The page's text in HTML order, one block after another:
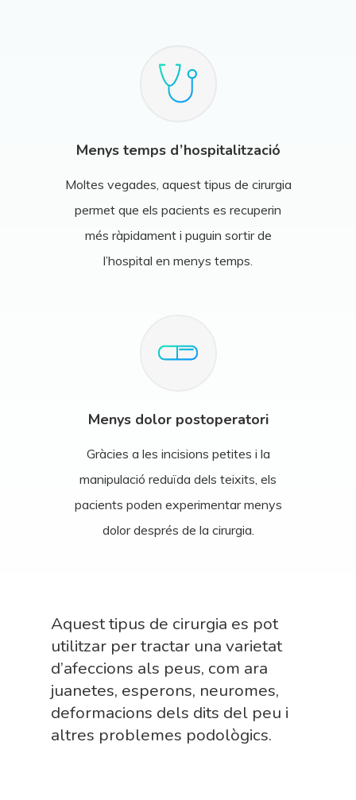
Menys temps d’hospitalització
Moltes vegades, aquest tipus de cirurgia
permet que els pacients es recuperin
més ràpidament i puguin sortir de
l’hospital en menys temps.
Menys dolor postoperatori
Gràcies a les incisions petites i la
manipulació reduïda dels teixits, els
pacients poden experimentar menys
dolor després de la cirurgia.
Aquest tipus de cirurgia es pot
utilitzar per tractar una varietat
d’afeccions als peus, com ara
juanetes, esperons, neuromes,
deformacions dels dits del peu i
altres problemes podològics.